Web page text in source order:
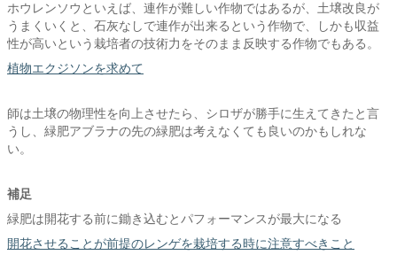
ホウレンソウといえば、連作が難しい作物ではあるが、土壌改良が
うまくいくと、石灰なしで連作が出来るという作物で、しかも収益
性が高いという栽培者の技術力をそのまま反映する作物でもある。
植物エクジソンを求めて
師は土壌の物理性を向上させたら、シロザが勝手に生えてきたと言
うし、緑肥アブラナの先の緑肥は考えなくても良いのかもしれな
い。
補足
緑肥は開花する前に鋤き込むとパフォーマンスが最大になる
開花させることが前提のレンゲを栽培する時に注意すべきこと